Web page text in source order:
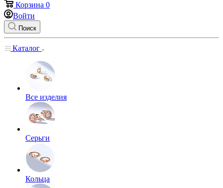
Корзина 0
Войти
Поиск
Каталог
Все изделия
Серьги
Кольца